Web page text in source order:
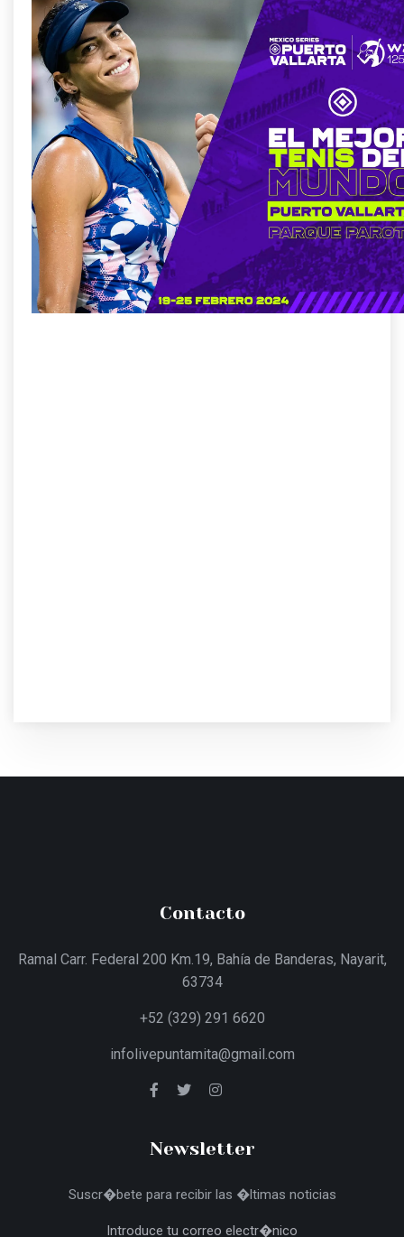
Contacto
Ramal Carr. Federal 200 Km.19, Bahía de Banderas, Nayarit,
63734
+52 (329) 291 6620
infolivepuntamita@gmail.com
Newsletter
Suscr�bete para recibir las �ltimas noticias